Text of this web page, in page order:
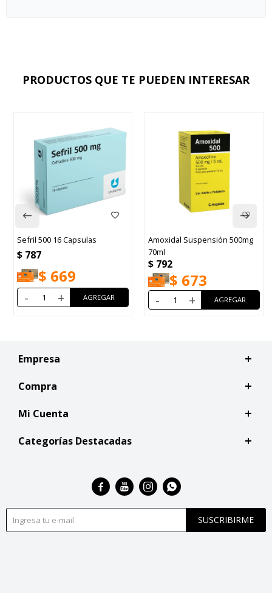
PRODUCTOS QUE TE PUEDEN INTERESAR
Sefril 500 16 Capsulas
$ 787
$ 669
- +
Amoxidal Suspensión 500mg
70ml
$ 792
$ 673
- +
Empresa
Compra
Mi Cuenta
Categorías Destacadas
SUSCRIBIRME
   